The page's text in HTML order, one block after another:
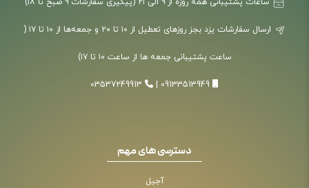
ارسال سفارشات یزد بجز روزهای تعطیل از ۱۰ تا ۲۰ و جمعه‌ها از ۱۰ تا ۱۷ (
ساعت پشتیبانی جمعه ها از ساعت ۱۰ تا ۱۷)
09133513949
03537249913
دسترسی های مهم
آجیل